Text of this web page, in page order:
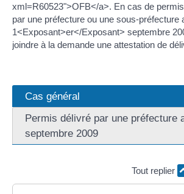
xml=R60523">OFB</a>. En cas de
par une préfecture ou une sous-préfecture
1<Exposant>er</Exposant> septembre
joindre à la demande une attestation de
Cas général
Permis délivré par une préfecture
septembre 2009
Tout replier